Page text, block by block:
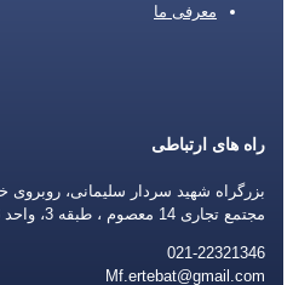
معرفی ما
راه های ارتباطی
بزرگراه شهید سردار سلیمانی، روبروی
مجتمع تجاری 14 معصوم ، طبقه 3، واحد 3
021-22321346
Mf.ertebat@gmail.com